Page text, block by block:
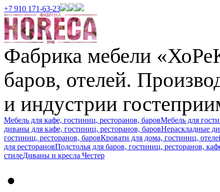
+7 910 171-63-23
Фабрика мебели
баров, отелей.
и индустрии
Мебель для кафе, гостиниц, ресторанов, баровМебель для
диваны для кафе, гостиниц, ресторанов, баровНераскладные
гостиниц, ресторанов, баровКровати для дома, гостиниц,
для ресторановПодстолья для баров, гостиниц, ресторанов,
стилеДиваны и кресла Честер